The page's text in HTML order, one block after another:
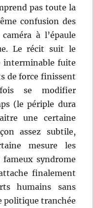
pas toute la
confusion des
à l’épaule
Le récit suit le
interminable fuite
de force finissent
se modifier
(le périple dura
une certaine
assez subtile,
mesure les
fameux syndrome
finalement
humains sans
politique tranchée